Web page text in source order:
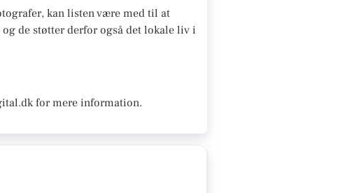
kan listen være med til at
de støtter derfor også det lokale liv i
for mere information.